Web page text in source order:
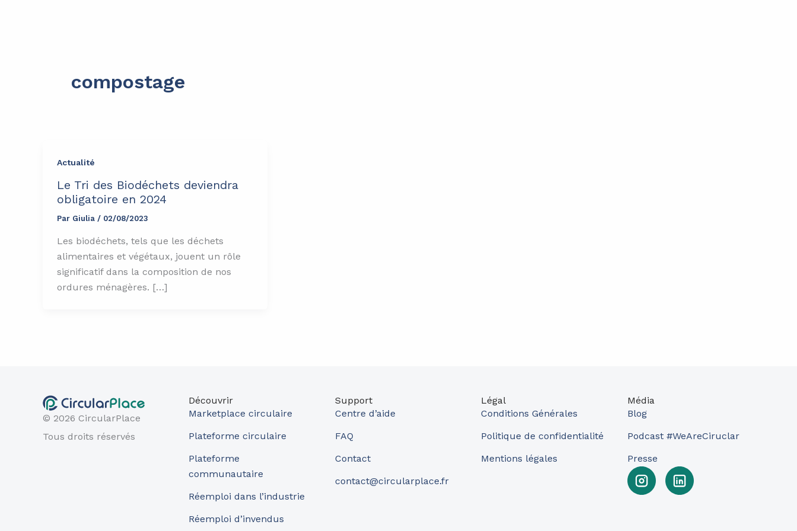
compostage
Actualité
Le Tri des Biodéchets deviendra
obligatoire en 2024
Par Giulia / 02/08/2023
Les biodéchets, tels que les déchets
alimentaires et végétaux, jouent un rôle
significatif dans la composition de nos
ordures ménagères. […]
© 2026 CircularPlace
Tous droits réservés
Découvrir
Marketplace circulaire
Plateforme circulaire
Plateforme
communautaire
Réemploi dans l’industrie
Réemploi d’invendus
Support
Centre d’aide
FAQ
Contact
contact@circularplace.fr
Légal
Conditions Générales
Politique de confidentialité
Mentions légales
Média
Blog
Podcast #WeAreCiruclar
Presse